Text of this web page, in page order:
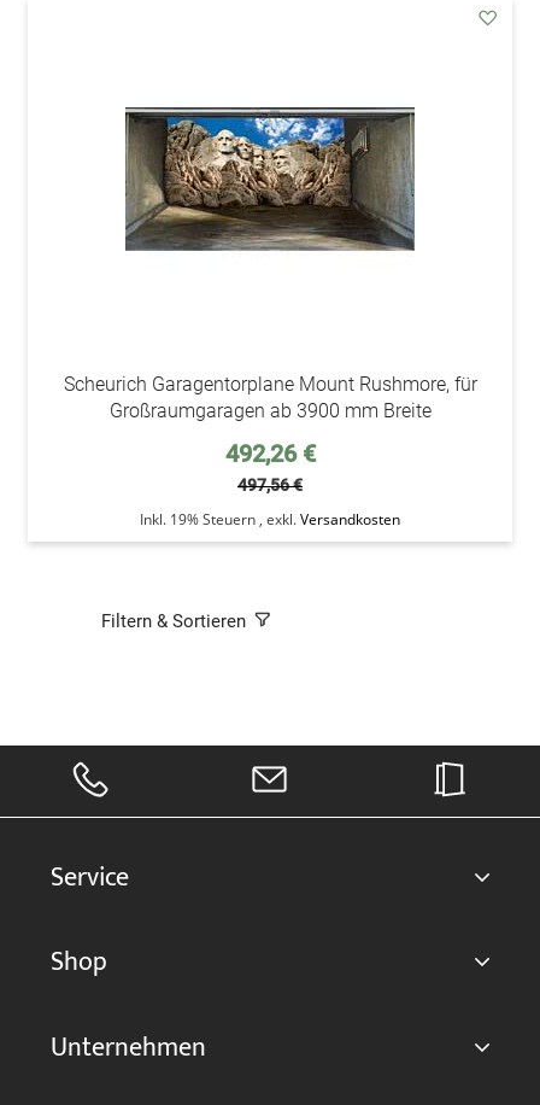
Scheurich Garagentorplane Mount Rushmore, für
Großraumgaragen ab 3900 mm Breite
Sonderpreis
492,26 €
497,56 €
Inkl. 19% Steuern , exkl.Versandkosten
Filtern & Sortieren
Service
Shop
Unternehmen